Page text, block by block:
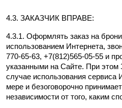
4.3. ЗАКАЗЧИК ВПРАВЕ:
4.3.1. Оформлять заказ на
использованием Интернета,
770-65-63, +7(812)565-05-55 и
указанными на Сайте. При этом
случае использования сервиса
мере и безоговорочно
независимости от того, каким